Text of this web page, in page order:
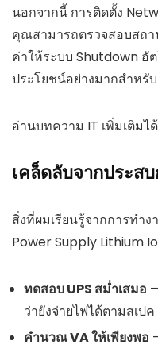
นอกจากนี้ การติดตั้ง
คุณสามารถตรวจสอบสถา
ค่าให้ระบบ Shutdown อั
ประโยชน์อย่างมากสำห
อ่านบทความ IT เพิ่มเติมไ
เคล็ดลับจากประส
สิ่งที่ผมเรียนรู้จากการทำ
Power Supply Lithium
ทดสอบ UPS สม่ำเสมอ
ว่ายังจ่ายไฟได้ตามสเปค
คำนวณ VA ให้เพียงพอ